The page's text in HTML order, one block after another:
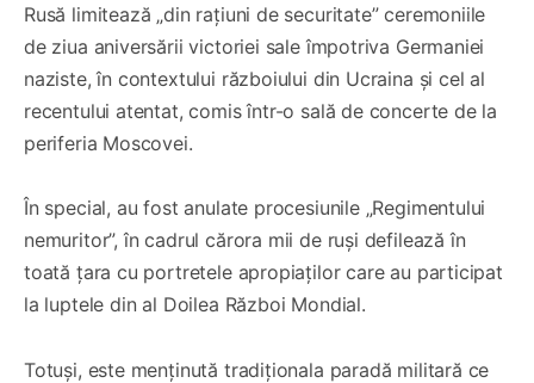
Rusă limitează „din rațiuni de securitate” ceremoniile
de ziua aniversării victoriei sale împotriva Germaniei
naziste, în contextului războiului din Ucraina şi cel al
recentului atentat, comis într-o sală de concerte de la
periferia Moscovei.
În special, au fost anulate procesiunile „Regimentului
nemuritor”, în cadrul cărora mii de ruşi defilează în
toată țara cu portretele apropiaţilor care au participat
la luptele din al Doilea Război Mondial.
Totuși, este menţinută tradiţionala paradă militară ce